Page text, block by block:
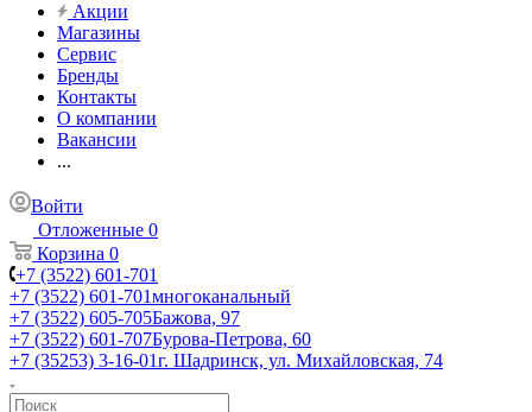
Акции
Магазины
Сервис
Бренды
Контакты
О компании
Вакансии
...
Войти
Отложенные 0
Корзина 0
+7 (3522) 601-701
+7 (3522) 601-701многоканальный
+7 (3522) 605-705Бажова, 97
+7 (3522) 601-707Бурова-Петрова, 60
+7 (35253) 3-16-01г. Шадринск, ул. Михайловская, 74